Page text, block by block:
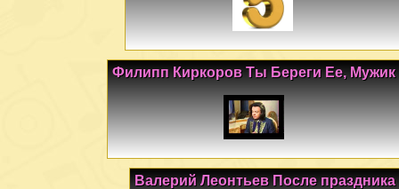
Филипп Киркоров Ты Береги Ее, Мужик
Валерий Леонтьев После праздника